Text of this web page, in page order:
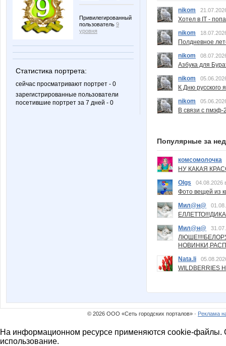
Привилегированный
пользователь 9
уровня
Статистика портрета:
сейчас просматривают портрет - 0
зарегистрированные пользователи
посетившие портрет за 7 дней - 0
nikom
Хотел в IT -
nikom
Полдневное
nikom
Азбука для
nikom
К Дню русского
nikom
В связи с пмэф-
Популярные за
комсомолочка
НУ КАКАЯ
Olgs
04.08.2026
Фото вещей из
Мил@н@
Мил@н@
Nata.li
© 2026 ООО «Сеть городских порталов» · Реклама
На информационном ресурсе применяются cookie-файлы.
использование.